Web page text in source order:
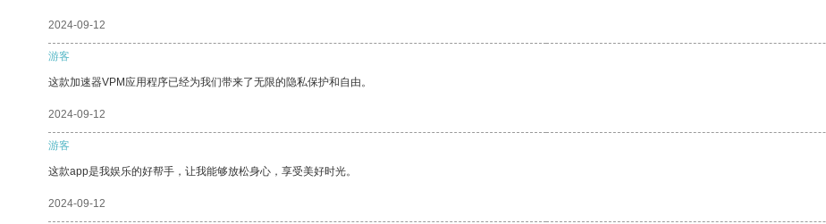
2024-09-12
游客
这款加速器VPM应用程序已经为我们带来了无限的隐私保护和自由。
2024-09-12
游客
这款app是我娱乐的好帮手，让我能够放松身心，享受美好时光。
2024-09-12